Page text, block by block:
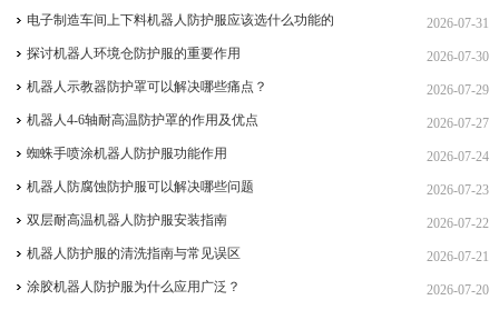
2026-07-31
电子制造车间上下料机器人防护服应该选什么功能的
2026-07-30
探讨机器人环境仓防护服的重要作用
2026-07-29
机器人示教器防护罩可以解决哪些痛点？
2026-07-27
机器人4-6轴耐高温防护罩的作用及优点
2026-07-24
蜘蛛手喷涂机器人防护服功能作用
2026-07-23
机器人防腐蚀防护服可以解决哪些问题
2026-07-22
双层耐高温机器人防护服安装指南
2026-07-21
机器人防护服的清洗指南与常见误区
2026-07-20
涂胶机器人防护服为什么应用广泛？